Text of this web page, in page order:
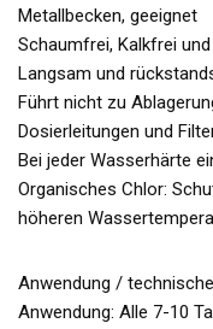
Metallbecken, geeignet
Schaumfrei, Kalkfrei
Langsam und
Führt nicht zu
Dosierleitungen und
Bei jeder Wasserhärte
Organisches Chlor:
höheren
Anwendung /
Anwendung: Alle 7-10